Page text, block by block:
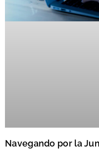
Navegando por la